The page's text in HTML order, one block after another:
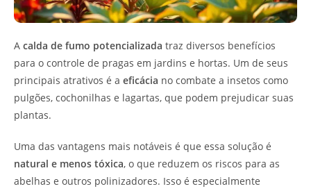
A calda de fumo potencializada traz diversos benefícios
para o controle de pragas em jardins e hortas. Um de seus
principais atrativos é a eficácia no combate a insetos como
pulgões, cochonilhas e lagartas, que podem prejudicar suas
plantas.
Uma das vantagens mais notáveis é que essa solução é
natural e menos tóxica, o que reduzem os riscos para as
abelhas e outros polinizadores. Isso é especialmente